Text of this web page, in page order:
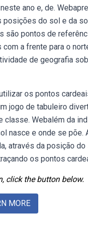
ano e, de.
do sol e da
pontos de
a frente para o
de geografia
os pontos
jogo de tabuleiro
Webalém da
nasce e onde se põe.
através da posição
os pontos
click the button below.
MORE